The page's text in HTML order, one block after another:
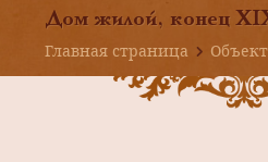
Дом жилой, конец
Главная страница